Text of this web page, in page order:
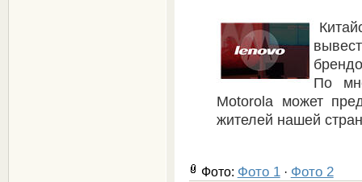
По
Motorola может
жителей нашей
Фото: Фото 1· Фото 2